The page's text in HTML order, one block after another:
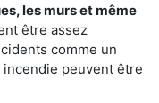
les murs et même
être assez
comme un
peuvent être